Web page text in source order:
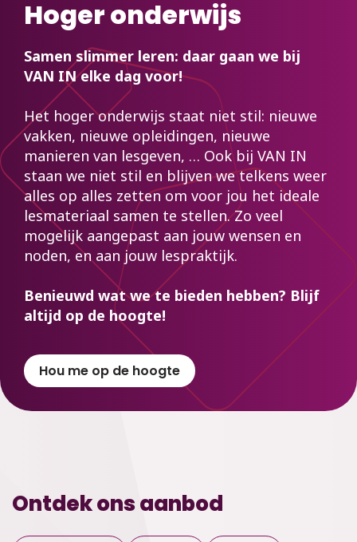
Hoger onderwijs
Samen slimmer leren: daar gaan we bij
VAN IN elke dag voor!
Het hoger onderwijs staat niet stil: nieuwe
vakken, nieuwe opleidingen, nieuwe
manieren van lesgeven, … Ook bij VAN IN
staan we niet stil en blijven we telkens weer
alles op alles zetten om voor jou het ideale
lesmateriaal samen te stellen. Zo veel
mogelijk aangepast aan jouw wensen en
noden, en aan jouw lespraktijk.
Benieuwd wat we te bieden hebben? Blijf
altijd op de hoogte!
Hou me op de hoogte
Ontdek ons aanbod